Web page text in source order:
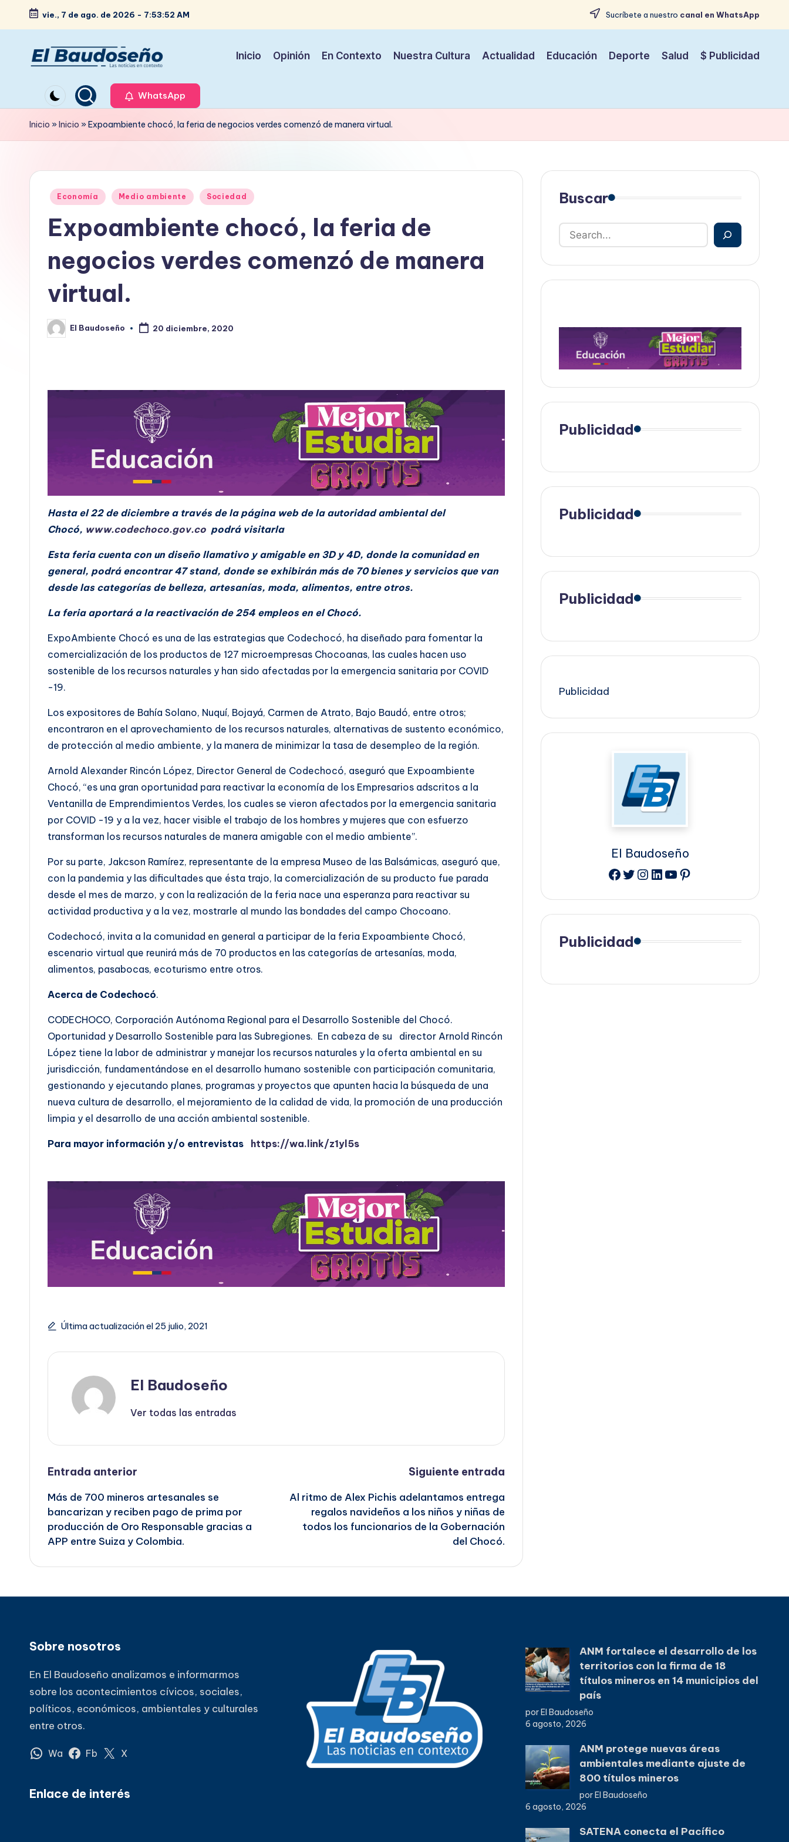
Saltar
contenido
vie., 7 de ago. de 2026 - 7:53:53 AM Sucríbete a nuestro canal en WhatsApp
e
ri
d
noticias
en
contexto
Inicio Opinión En Contexto Nuestra Cultura Actualidad Educación Deporte Salud $ Publicidad
WhatsApp
Inicio »Inicio »Expoambiente chocó, la feria de negocios verdes comenzó de manera virtual.
Publicado
Economía Medio ambiente Sociedad
Expoambiente chocó, la feria de
negocios verdes comenzó de manera
virtual.
Publicado
por
El Baudoseño 20 diciembre, 2020
Hasta el 22 de diciembre a través de la página web de la autoridad ambiental del
Chocó, www.codechoco.gov.co podrá visitarla
Esta feria cuenta con un diseño llamativo y amigable en 3D y 4D, donde la comunidad en
general, podrá encontrar 47 stand, donde se exhibirán más de 70 bienes y servicios que van
desde las categorías de belleza, artesanías, moda, alimentos, entre otros.
La feria aportará a la reactivación de 254 empleos en el Chocó.
ExpoAmbiente Chocó es una de las estrategias que Codechocó, ha diseñado para fomentar la
comercialización de los productos de 127 microempresas Chocoanas, las cuales hacen uso
sostenible de los recursos naturales y han sido afectadas por la emergencia sanitaria por COVID
-19.
Los expositores de Bahía Solano, Nuquí, Bojayá, Carmen de Atrato, Bajo Baudó, entre otros;
encontraron en el aprovechamiento de los recursos naturales, alternativas de sustento económico,
de protección al medio ambiente, y la manera de minimizar la tasa de desempleo de la región.
Arnold Alexander Rincón López, Director General de Codechocó, aseguró que Expoambiente
Chocó, “es una gran oportunidad para reactivar la economía de los Empresarios adscritos a la
Ventanilla de Emprendimientos Verdes, los cuales se vieron afectados por la emergencia sanitaria
por COVID -19 y a la vez, hacer visible el trabajo de los hombres y mujeres que con esfuerzo
transforman los recursos naturales de manera amigable con el medio ambiente”.
Por su parte, Jakcson Ramírez, representante de la empresa Museo de las Balsámicas, aseguró que,
con la pandemia y las dificultades que ésta trajo, la comercialización de su producto fue parada
desde el mes de marzo, y con la realización de la feria nace una esperanza para reactivar su
actividad productiva y a la vez, mostrarle al mundo las bondades del campo Chocoano.
Codechocó, invita a la comunidad en general a participar de la feria Expoambiente Chocó,
escenario virtual que reunirá más de 70 productos en las categorías de artesanías, moda,
alimentos, pasabocas, ecoturismo entre otros.
Acerca de Codechocó.
CODECHOCO, Corporación Autónoma Regional para el Desarrollo Sostenible del Chocó.
Oportunidad y Desarrollo Sostenible para las Subregiones. En cabeza de su director Arnold Rincón
López tiene la labor de administrar y manejar los recursos naturales y la oferta ambiental en su
jurisdicción, fundamentándose en el desarrollo humano sostenible con participación comunitaria,
gestionando y ejecutando planes, programas y proyectos que apunten hacia la búsqueda de una
nueva cultura de desarrollo, el mejoramiento de la calidad de vida, la promoción de una producción
limpia y el desarrollo de una acción ambiental sostenible.
Para mayor información y/o entrevistas https://wa.link/z1yl5s
Última actualización el 25 julio, 2021
El Baudoseño
Ver todas las entradas
Navegación
de
entradas
Entrada anterior
Más de 700 mineros artesanales se
bancarizan y reciben pago de prima por
producción de Oro Responsable gracias a
APP entre Suiza y Colombia.
Siguiente entrada
Al ritmo de Alex Pichis adelantamos entrega
regalos navideños a los niños y niñas de
todos los funcionarios de la Gobernación
del Chocó.
Buscar
Publicidad
Publicidad
Publicidad
Publicidad
El Baudoseño
Facebook
Twitter
Instagram
LinkedIn
YouTube
Pinterest
Publicidad
Sobre nosotros
En El Baudoseño analizamos e informarmos
sobre los acontecimientos cívicos, sociales,
políticos, económicos, ambientales y culturales
entre otros.
Wa Fb X
Enlace de interés
ANM fortalece el desarrollo de los
territorios con la firma de 18
títulos mineros en 14 municipios del
país
por El Baudoseño
6 agosto, 2026
ANM protege nuevas áreas
ambientales mediante ajuste de
800 títulos mineros
por El Baudoseño
6 agosto, 2026
SATENA conecta el Pacífico